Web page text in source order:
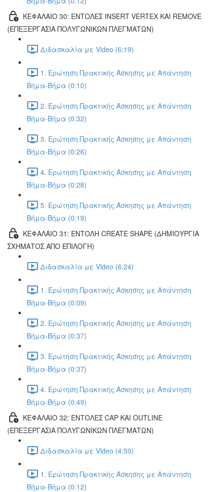
ΚΕΦΑΛΑΙΟ 30: ΕΝΤΟΛΕΣ INSERT VERTEX ΚΑΙ REMOVE
(ΕΠΕΞΕΡΓΑΣΙΑ ΠΟΛΥΓΩΝΙΚΩΝ ΠΛΕΓΜΑΤΩΝ)
Διδασκαλία με Video (6:19)
1. Ερώτηση Πρακτικής Άσκησης με Απάντηση
Βήμα-Βήμα (0:10)
2. Ερώτηση Πρακτικής Άσκησης με Απάντηση
Βήμα-Βήμα (0:32)
3. Ερώτηση Πρακτικής Άσκησης με Απάντηση
Βήμα-Βήμα (0:26)
4. Ερώτηση Πρακτικής Άσκησης με Απάντηση
Βήμα-Βήμα (0:28)
5. Ερώτηση Πρακτικής Άσκησης με Απάντηση
Βήμα-Βήμα (0:19)
ΚΕΦΑΛΑΙΟ 31: ΕΝΤΟΛΗ CREATE SHAPE (ΔΗΜΙΟΥΡΓΙΑ
ΣΧΗΜΑΤΟΣ ΑΠΟ ΕΠΙΛΟΓΗ)
Διδασκαλία με Video (6:24)
1. Ερώτηση Πρακτικής Άσκησης με Απάντηση
Βήμα-Βήμα (0:09)
2. Ερώτηση Πρακτικής Άσκησης με Απάντηση
Βήμα-Βήμα (0:37)
3. Ερώτηση Πρακτικής Άσκησης με Απάντηση
Βήμα-Βήμα (0:37)
4. Ερώτηση Πρακτικής Άσκησης με Απάντηση
Βήμα-Βήμα (0:49)
ΚΕΦΑΛΑΙΟ 32: ΕΝΤΟΛΕΣ CAP ΚΑΙ OUTLINE
(ΕΠΕΞΕΡΓΑΣΙΑ ΠΟΛΥΓΩΝΙΚΩΝ ΠΛΕΓΜΑΤΩΝ)
Διδασκαλία με Video (4:59)
1. Ερώτηση Πρακτικής Άσκησης με Απάντηση
Βήμα-Βήμα (0:12)